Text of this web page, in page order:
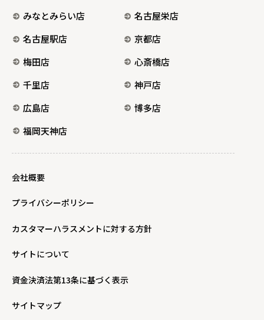
みなとみらい店
名古屋栄店
名古屋駅店
京都店
梅田店
心斎橋店
千里店
神戸店
広島店
博多店
福岡天神店
会社概要
プライバシーポリシー
カスタマーハラスメントに対する方針
サイトについて
資金決済法第13条に基づく表示
サイトマップ